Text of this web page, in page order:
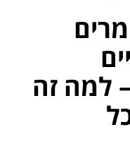
– למה זה